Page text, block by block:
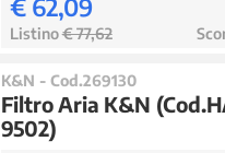
€ 62,09
Listino€ 77,62
K&N - Cod.269130
Filtro Aria K&N
9502)